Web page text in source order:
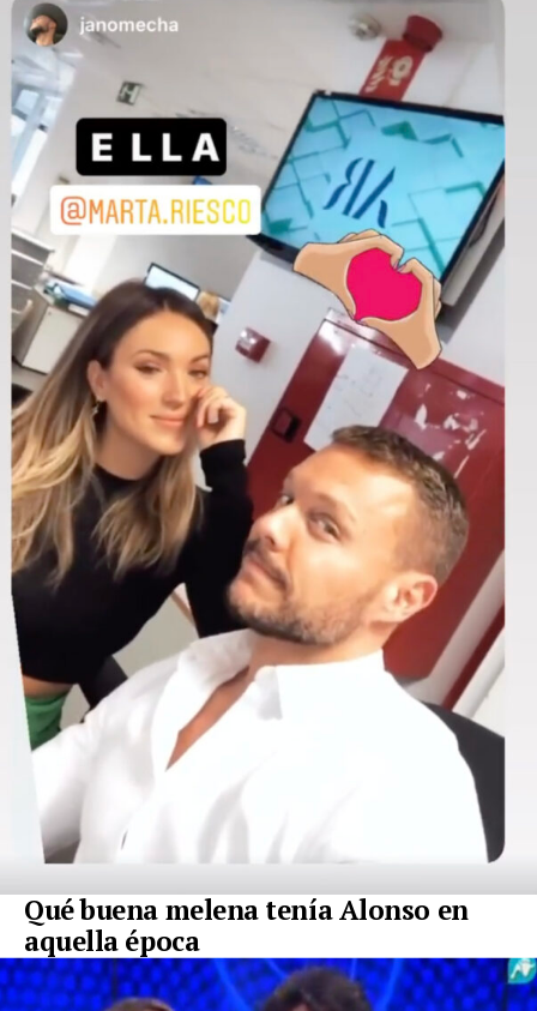
Qué buena melena tenía Alonso en
aquella época